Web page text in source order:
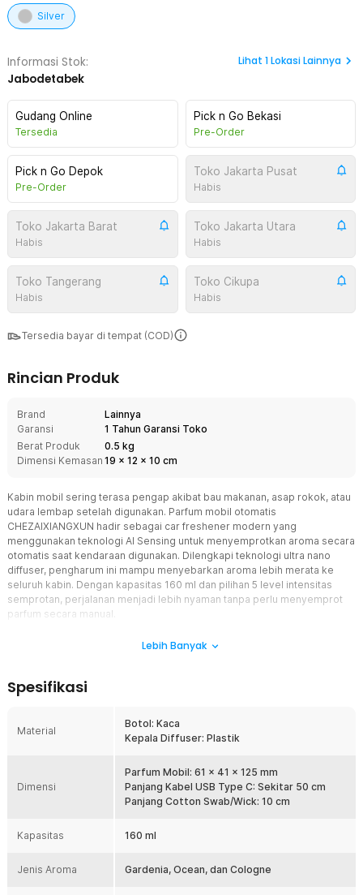
Silver
Informasi Stok:
Jabodetabek
Lihat 1Lokasi Lainnya
Gudang Online
Tersedia
Pick n Go Bekasi
Pre-Order
Pick n Go Depok
Pre-Order
Toko Jakarta Pusat
Habis
Toko Jakarta Barat
Habis
Toko Jakarta Utara
Habis
Toko Tangerang
Habis
Toko Cikupa
Habis
Tersedia bayar di tempat (COD)
Rincian Produk
Brand
Lainnya
Garansi
1 Tahun Garansi Toko
Berat Produk
0.5 kg
Dimensi Kemasan 19 x 12 x 10 cm
Kabin mobil sering terasa pengap akibat bau makanan, asap rokok, atau
udara lembap setelah digunakan. Parfum mobil otomatis
CHEZAIXIANGXUN hadir sebagai car freshener modern yang
menggunakan teknologi AI Sensing untuk menyemprotkan aroma secara
otomatis saat kendaraan digunakan. Dilengkapi teknologi ultra nano
diffuser, pengharum ini mampu menyebarkan aroma lebih merata ke
seluruh kabin. Dengan kapasitas 160 ml dan pilihan 5 level intensitas
semprotan, perjalanan menjadi lebih nyaman tanpa perlu menyemprot
parfum secara manual.
Parfum Mobil ini menggunakan teknologi AI Sensing yang mampu
otomatis saat mobil digunakan. Ketika kendaraan berhenti atau
dimatikan, Car Freshener akan masuk ke mode siaga untuk
membantu menghemat cairan parfum. Sistem otomatis ini membuat
perangkat secara manual.
5 Level Intensitas Semprotan
yang dapat disesuaikan dengan kebutuhan. Pengguna dapat
memilih interval penyemprotan mulai dari penggunaan ringan
Pengaturan dilakukan dengan mudah sehingga Parfum Mobil dapat
Lebih Banyak
Spesifikasi
Material
Botol: Kaca
Kepala Diffuser: Plastik
Dimensi
Parfum Mobil: 61 x 41 x 125 mm
Panjang Kabel USB Type C: Sekitar 50 cm
Panjang Cotton Swab/Wick: 10 cm
Kapasitas 160 ml
Jenis Aroma Gardenia, Ocean, dan Cologne